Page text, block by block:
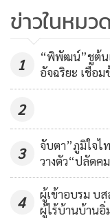
ข่าวในหมว
1
“พิพัฒน์”ชูต้น
อัจฉริยะ เชื่อ
2
3
จับตา”ภูมิใจไ
วางตัว“ปลัดค
4
ผู้เข้าอบรม บส
ผู้ไร้บ้านบ้านอิ่